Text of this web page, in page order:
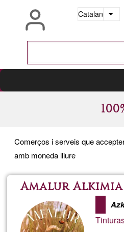
Catalan
Comerços i serveis que
amb moneda lliure
Amalur Alkimia